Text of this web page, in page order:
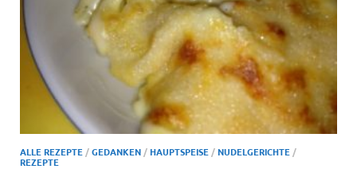
ALLE REZEPTE /GEDANKEN /HAUPTSPEISE /NUDELGERICHTE /
REZEPTE